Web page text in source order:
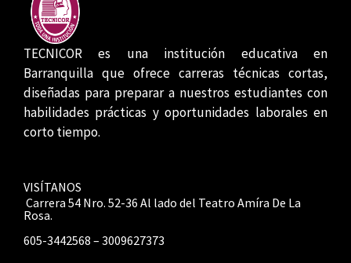
TECNICOR es una institución educativa en
Barranquilla que ofrece carreras técnicas cortas,
diseñadas para preparar a nuestros estudiantes con
habilidades prácticas y oportunidades laborales en
corto tiempo.
VISÍTANOS
Carrera 54 Nro. 52-36 Al lado del Teatro Amíra De La
Rosa.
605-3442568 – 3009627373